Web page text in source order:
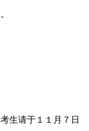
生请于１１月７日